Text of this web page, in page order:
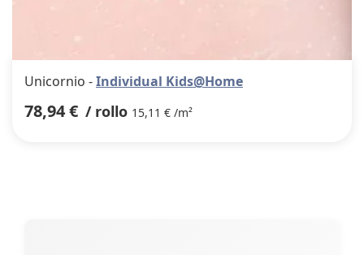
Unicornio -Individual Kids@Home
78,94 € / rollo 15,11 € /m²